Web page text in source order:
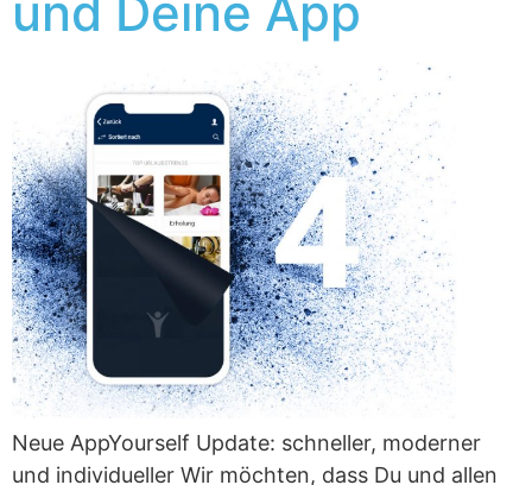
und Deine App
Neue AppYourself Update: schneller, moderner
und individueller Wir möchten, dass Du und allen